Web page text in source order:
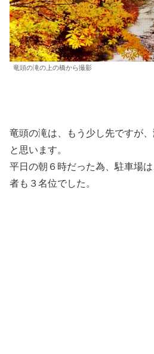
竜頭の滝の上の橋から撮影
竜頭の滝は、もう少し先ですが
と思います。
平日の朝６時だった為、駐車場
者も３名位でした。